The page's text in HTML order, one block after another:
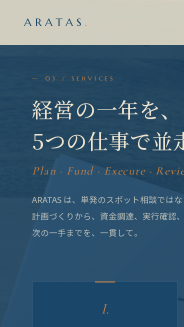
ARATAS .
— 03 / SERVICES
経営の一年を、
5つの仕事で並
Plan · Fund · Execute ·
ARATAS は、単発のスポット相談では
計画づくりから、資金調達、実行確
次の一手までを、一貫して。
I.